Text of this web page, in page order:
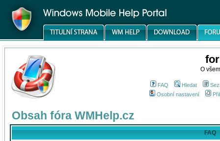
O
FAQ Hledat
Osobní nastavení
Obsah fóra WMHelp.cz
FAQ